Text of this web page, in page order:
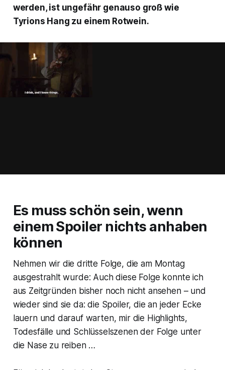
werden, ist ungefähr genauso groß wie
Tyrions Hang zu einem Rotwein.
Es muss schön sein, wenn
einem Spoiler nichts anhaben
können
Nehmen wir die dritte Folge, die am Montag
ausgestrahlt wurde: Auch diese Folge konnte ich
aus Zeitgründen bisher noch nicht ansehen – und
wieder sind sie da: die Spoiler, die an jeder Ecke
lauern und darauf warten, mir die Highlights,
Todesfälle und Schlüsselszenen der Folge unter
die Nase zu reiben …